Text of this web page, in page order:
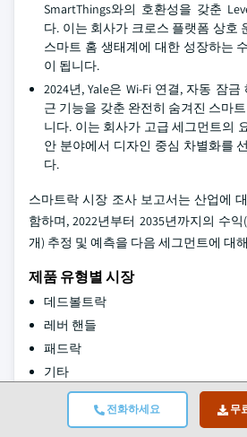
전화하세요 무
SmartThings와의 호환성을 갖춘
다. 이는 회사가 크로스 플랫폼 상호
스마트 홈 생태계에 대한 성장하는
이 됩니다.
2024년, Yale은 Wi-Fi 연결, 자동 잠
근 기능을 갖춘 완전히 숨겨진 스마
니다. 이는 회사가 고급 세그먼트의
안 분야에서 디자인 중심 차별화를
다.
스마트락 시장 조사 보고서는 산업에
함하며, 2022년부터 2035년까지의 수
개) 추정 및 예측을 다음 세그먼트에 대
제품 유형별 시장
데드볼트락
레버 핸들
패드락
기타
잠금 해제 메커니즘별 시장